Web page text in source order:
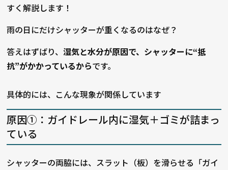
すく解説します！
雨の日にだけシャッターが重くなるのはなぜ？
答えはずばり、湿気と水分が原因で、シャッターに“抵
抗”がかかっているからです。
具体的には、こんな現象が関係しています
原因①：ガイドレール内に湿気＋ゴミが詰まっ
ている
シャッターの両脇には、スラット（板）を滑らせる「ガイ